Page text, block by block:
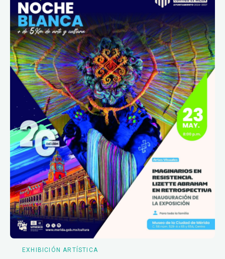
EXHIBICIÓN ARTÍSTICA